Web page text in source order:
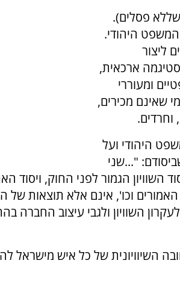
פסלים).
היהודי.
ליצור
ארכאית,
ומעוררי
שאינם מכירים,
היהודי ועל
"...שני
השוויון הגמור לפני החוק, ויסוד
וכו', אינם אלא תוצאות של
השוויון ולגבי עיצוב החברה
של כל איש מישראל